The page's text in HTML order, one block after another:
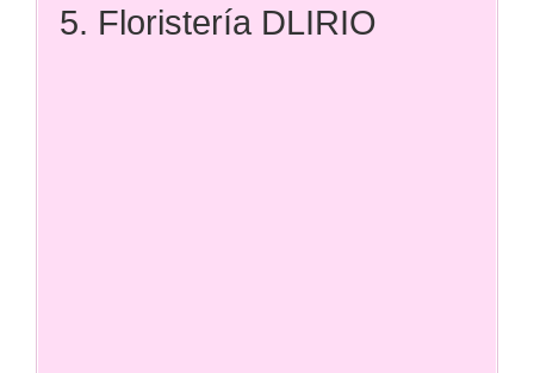
5. Floristería DLIRIO